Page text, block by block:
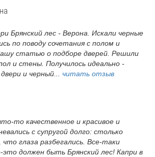
Брянский лес - Верона. Искали черные
по поводу сочетания с полом и
статью о подборе дверей. Решили
и стены. Получилось идеально -
и черный... читать отзыв
то качественное и красивое и
с супругой долго: столько
что глаза разбегались. Все-таки
должен быть Брянский лес! Капри в